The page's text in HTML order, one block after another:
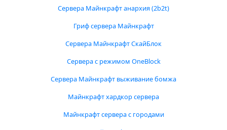
Сервера Майнкрафт анархия (2b2t)
Гриф сервера Майнкрафт
Сервера Майнкрафт СкайБлок
Сервера с режимом OneBlock
Сервера Майнкрафт выживание бомжа
Майнкрафт хардкор сервера
Майнкрафт сервера с городами